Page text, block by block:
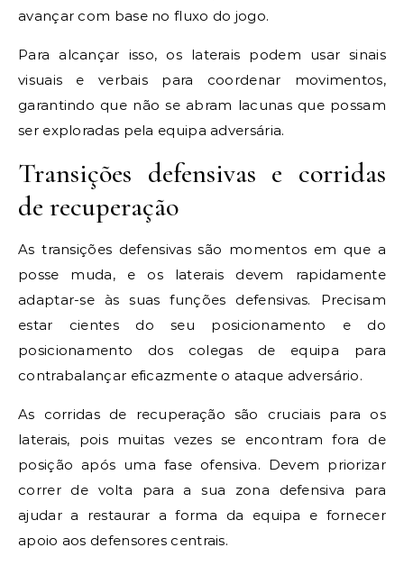
avançar com base no fluxo do jogo.
Para alcançar isso, os laterais podem usar sinais
visuais e verbais para coordenar movimentos,
garantindo que não se abram lacunas que possam
ser exploradas pela equipa adversária.
Transições defensivas e corridas
de recuperação
As transições defensivas são momentos em que a
posse muda, e os laterais devem rapidamente
adaptar-se às suas funções defensivas. Precisam
estar cientes do seu posicionamento e do
posicionamento dos colegas de equipa para
contrabalançar eficazmente o ataque adversário.
As corridas de recuperação são cruciais para os
laterais, pois muitas vezes se encontram fora de
posição após uma fase ofensiva. Devem priorizar
correr de volta para a sua zona defensiva para
ajudar a restaurar a forma da equipa e fornecer
apoio aos defensores centrais.